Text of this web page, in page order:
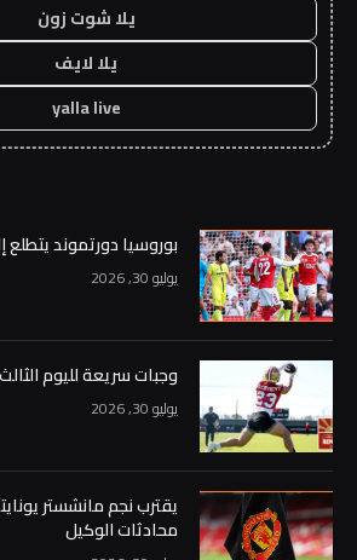
يلا شوت زون
يلا لايف
yalla live
بوروسيا دورتموند يتطلع
يوليو 30, 2026
وجبات سريعة لليوم
يوليو 30, 2026
يقترب نجم مانشستر
محادثات الوكيل